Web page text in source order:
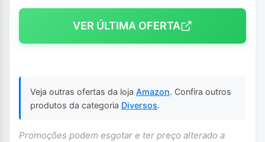
VER ÚLTIMA OFERTA
Veja outras ofertas da loja Amazon. Confira outros
produtos da categoria Diversos.
Promoções podem esgotar e ter preço alterado a